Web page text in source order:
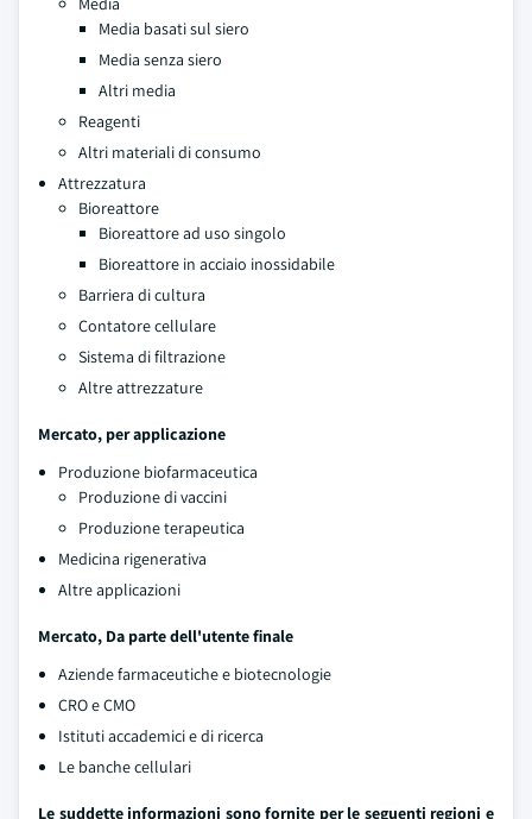
Media basati sul siero
Media senza siero
Altri media
Reagenti
Altri materiali di consumo
Attrezzatura
Bioreattore
Bioreattore ad uso singolo
Bioreattore in acciaio inossidabile
Barriera di cultura
Contatore cellulare
Sistema di filtrazione
Altre attrezzature
Mercato, per applicazione
Produzione biofarmaceutica
Produzione di vaccini
Produzione terapeutica
Medicina rigenerativa
Altre applicazioni
Mercato, Da parte dell'utente finale
Aziende farmaceutiche e biotecnologie
CRO e CMO
Istituti accademici e di ricerca
Le banche cellulari
Le suddette informazioni sono fornite per le seguenti regioni e